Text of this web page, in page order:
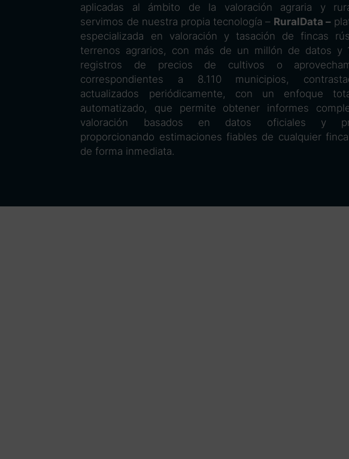
aplicadas al ámbito de la valoración agraria y
servimos de nuestra propia tecnología – RuralData –
especializada en valoración y tasación de fincas
terrenos agrarios, con más de un millón de datos y
registros de precios de cultivos o
correspondientes a 8.110 municipios,
actualizados periódicamente, con un enfoque
automatizado, que permite obtener informes
valoración basados en datos oficiales y
proporcionando estimaciones fiables de cualquier
de forma inmediata.